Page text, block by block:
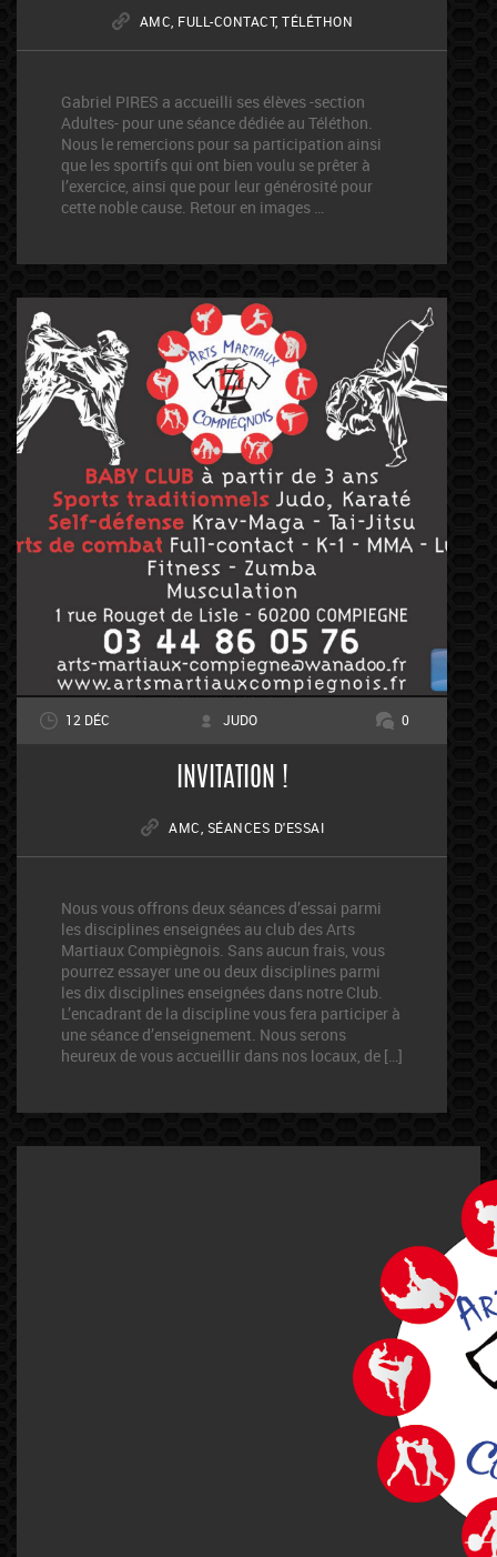
AMC FULL-CONTACT,TÉLÉTHON
Gabriel PIRES a accueilli ses élèves -section
Adultes- pour une séance dédiée au Téléthon.
Nous le remercions pour sa participation ainsi
que les sportifs qui ont bien voulu se prêter à
l’exercice, ainsi que pour leur générosité pour
cette noble cause. Retour en images …
12 DÉC JUDO 0
INVITATION !
AMC SÉANCES D'ESSAI
Nous vous offrons deux séances d’essai parmi
les disciplines enseignées au club des Arts
Martiaux Compiègnois. Sans aucun frais, vous
pourrez essayer une ou deux disciplines parmi
les dix disciplines enseignées dans notre Club.
L’encadrant de la discipline vous fera participer à
une séance d’enseignement. Nous serons
heureux de vous accueillir dans nos locaux, de […]